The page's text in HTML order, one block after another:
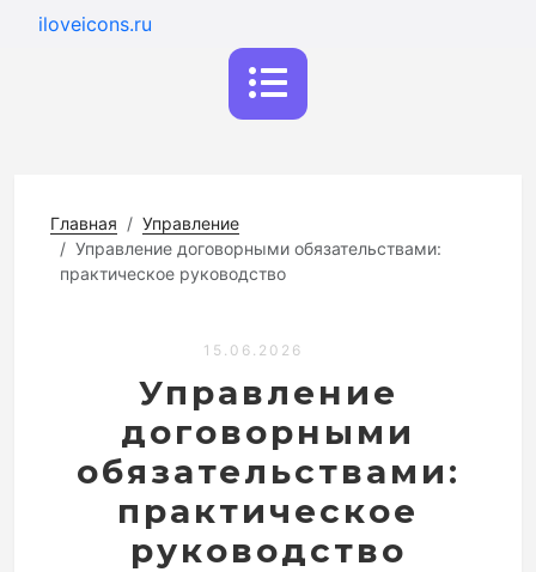
iloveicons.ru
Главная
Управление
Управление договорными обязательствами:
практическое руководство
15.06.2026
Управление
договорными
обязательствами:
практическое
руководство